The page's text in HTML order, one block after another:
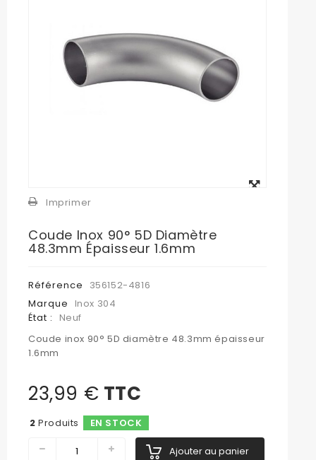
Imprimer
Coude Inox 90° 5D Diamètre
48.3mm Épaisseur 1.6mm
Référence
356152-4816
Marque
Inox 304
État :
Neuf
Coude inox 90° 5D diamètre 48.3mm épaisseur
1.6mm
23,99 € TTC
2 Produits EN STOCK
Ajouter au panier